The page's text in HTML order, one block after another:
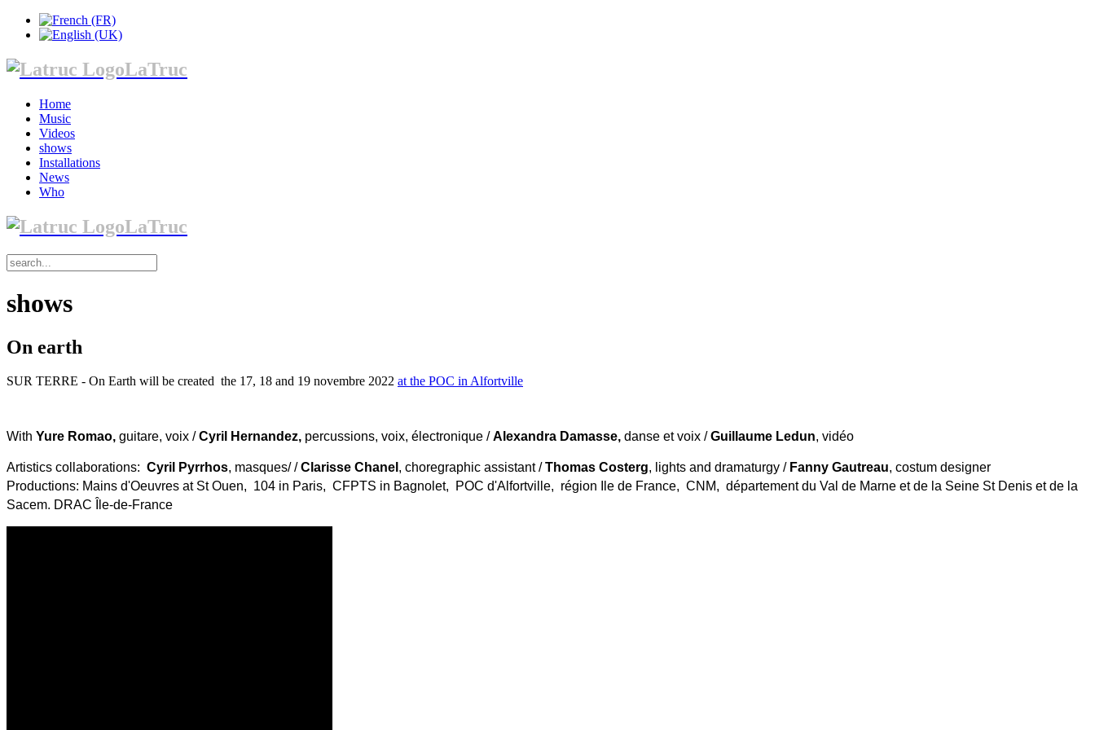
LaTruc
Home
Music
Videos
shows
Installations
News
Who
LaTruc
shows
On earth
SUR TERRE - On Earth will be created the 17, 18 and 19 novembre 2022 at the POC in Alfortville
With Yure Romao, guitare, voix /Cyril Hernandez, percussions, voix, électronique /Alexandra Damasse, danse et voix /Guillaume Ledun, vidéo
Artistics collaborations: Cyril Pyrrhos, masques/ /Clarisse Chanel , choregraphic assistant /Thomas Costerg, lights and dramaturgy / Fanny Gautreau, costum designer
Productions: Mains d'Oeuvres at St Ouen, 104 in Paris, CFPTS in Bagnolet, POC d'Alfortville, région Ile de France, CNM, département du Val de Marne et de la Seine St Denis et de la
Sacem. DRAC Île-de-France